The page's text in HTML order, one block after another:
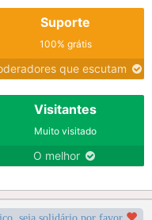
Suporte
100% grátis
que escutam
Visitantes
Muito visitado
O melhor